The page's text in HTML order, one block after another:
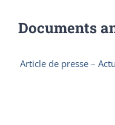
Documents
Article de presse –